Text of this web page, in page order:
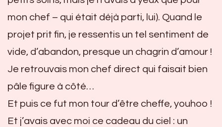
mon chef – qui était déjà parti, lui). Quand le
projet prit fin, je ressentis un tel sentiment de
vide, d’abandon, presque un chagrin d’amour !
Je retrouvais mon chef direct qui faisait bien
pâle figure à côté…
Et puis ce fut mon tour d’être cheffe, youhoo !
Et j’avais avec moi ce cadeau du ciel : un